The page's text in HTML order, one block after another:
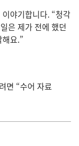
야기합니다. “청각
은 제가 전에 했던
요.”
면 “수어 자료